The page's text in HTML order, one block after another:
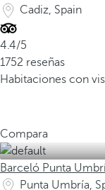
Cadiz, Spain
4.4/5
1752 reseñas
Habitaciones con
Compara
Barceló Punta
Punta Umbría,